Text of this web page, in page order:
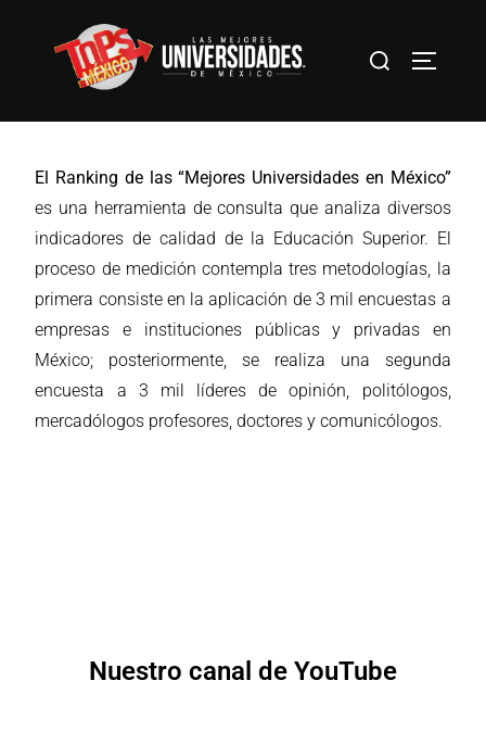
El Ranking de las “Mejores Universidades en México”
es una herramienta de consulta que analiza diversos
indicadores de calidad de la Educación Superior. El
proceso de medición contempla tres metodologías, la
primera consiste en la aplicación de 3 mil encuestas a
empresas e instituciones públicas y privadas en
México; posteriormente, se realiza una segunda
encuesta a 3 mil líderes de opinión, politólogos,
mercadólogos profesores, doctores y comunicólogos.
Nuestro canal de YouTube